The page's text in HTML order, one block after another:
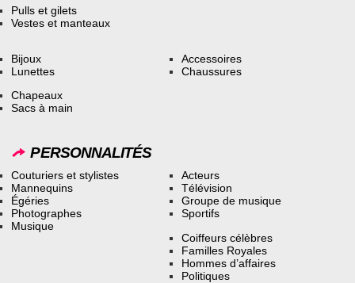
Pulls et gilets
Vestes et manteaux
Bijoux
Lunettes
Accessoires
Chaussures
Chapeaux
Sacs à main
PERSONNALITÉS
Couturiers et stylistes
Mannequins
Égéries
Photographes
Musique
Acteurs
Télévision
Groupe de musique
Sportifs
Coiffeurs célèbres
Familles Royales
Hommes d’affaires
Politiques